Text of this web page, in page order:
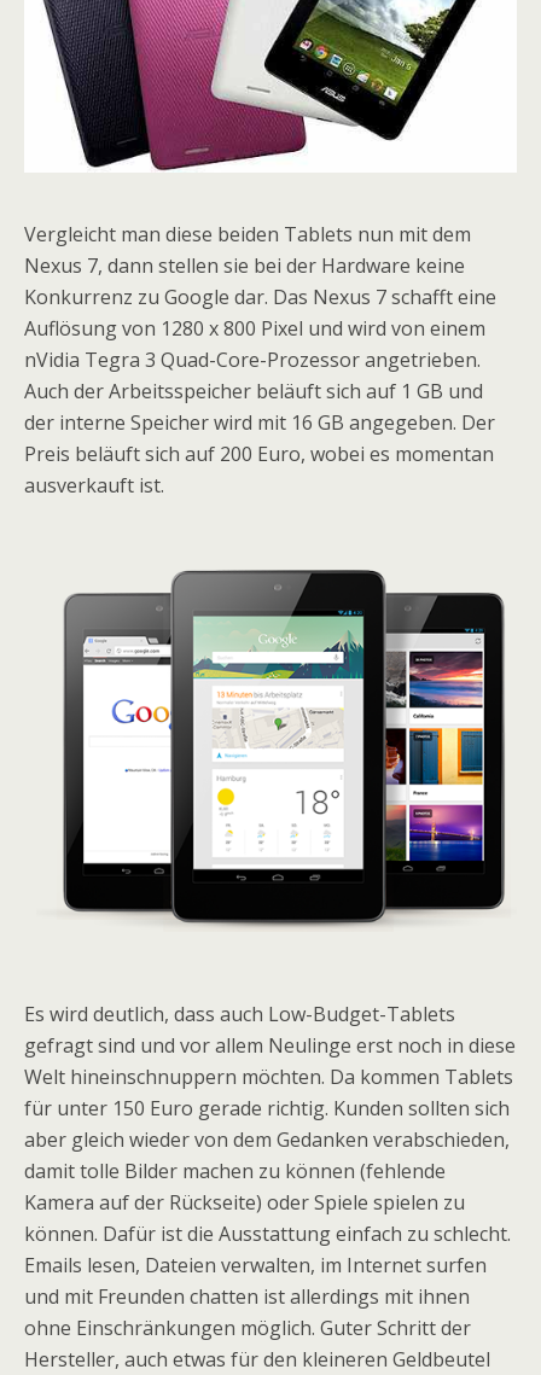
Vergleicht man diese beiden Tablets nun mit dem
Nexus 7, dann stellen sie bei der Hardware keine
Konkurrenz zu Google dar. Das Nexus 7 schafft eine
Auflösung von 1280 x 800 Pixel und wird von einem
nVidia Tegra 3 Quad-Core-Prozessor angetrieben.
Auch der Arbeitsspeicher beläuft sich auf 1 GB und
der interne Speicher wird mit 16 GB angegeben. Der
Preis beläuft sich auf 200 Euro, wobei es momentan
ausverkauft ist.
Es wird deutlich, dass auch Low-Budget-Tablets
gefragt sind und vor allem Neulinge erst noch in diese
Welt hineinschnuppern möchten. Da kommen Tablets
für unter 150 Euro gerade richtig. Kunden sollten sich
aber gleich wieder von dem Gedanken verabschieden,
damit tolle Bilder machen zu können (fehlende
Kamera auf der Rückseite) oder Spiele spielen zu
können. Dafür ist die Ausstattung einfach zu schlecht.
Emails lesen, Dateien verwalten, im Internet surfen
und mit Freunden chatten ist allerdings mit ihnen
ohne Einschränkungen möglich. Guter Schritt der
Hersteller, auch etwas für den kleineren Geldbeutel